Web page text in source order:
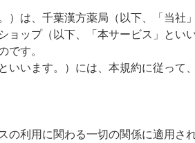
は、千葉漢方薬局（以下、「当社
ョップ（以下、「本サービス」とい
です。
いいます。）には、本規約に従って
の利用に関わる一切の関係に適用さ